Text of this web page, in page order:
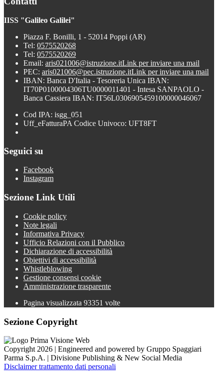
IISS "Galileo Galilei"
Piazza F. Bonilli, 1 - 52014 Poppi (AR)
Tel: 0575520268
Tel: 0575520269
Email: aris021006@istruzione.itLink per inviare una mail
PEC: aris021006@pec.istruzione.itLink per inviare una mail
IBAN: Banca D'Italia - Tesoreria Unica IBAN:
IT70P0100004306TU0000011401 - Intesa SANPAOLO -
Banca Cassiera IBAN: IT56L0306905459100000046067
Cod IPA: isgg_051
Uff_eFatturaPA Codice Univoco: UFT8FT
Seguici su
Facebook
Instagram
Sezione Link Utili
Cookie policy
Note legali
Informativa Privacy
Ufficio Relazioni con il Pubblico
Dichiarazione di accessibilità
Obiettivi di accessibilità
Whistleblowing
Gestione consensi cookie
Amministrazione trasparente
Pagina visualizzata 93351 volte
Sezione Copyright
Copyright 2026 | Engineered and powered by Gruppo Spaggiari
Parma S.p.A. | Divisione Publishing & New Social Media
Disclaimer trattamento dati personali